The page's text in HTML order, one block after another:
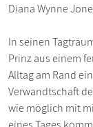
Diana Wynne
In seinen
Prinz aus einem
Alltag am Rand
Verwandtschaft
wie möglich mit